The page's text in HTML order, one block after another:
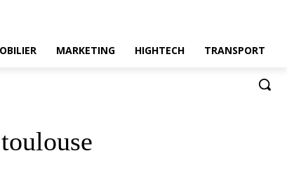
MARKETING HIGHTECH TRANSPORT